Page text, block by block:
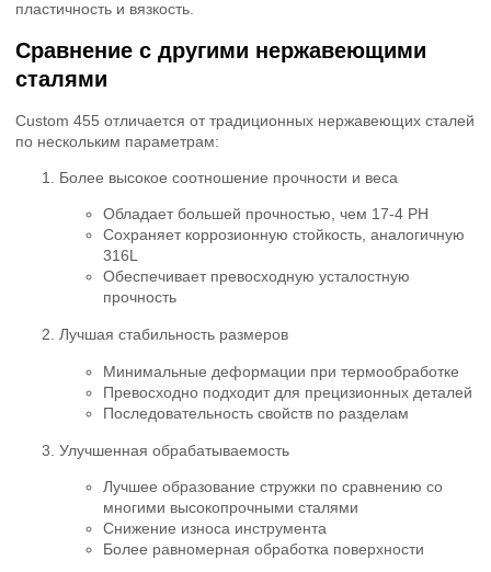
пластичность и вязкость.
Сравнение с другими нержавеющими
сталями
Custom 455 отличается от традиционных нержавеющих сталей
по нескольким параметрам:
Более высокое соотношение прочности и веса
Обладает большей прочностью, чем 17-4 PH
Сохраняет коррозионную стойкость, аналогичную
316L
Обеспечивает превосходную усталостную
прочность
Лучшая стабильность размеров
Минимальные деформации при термообработке
Превосходно подходит для прецизионных деталей
Последовательность свойств по разделам
Улучшенная обрабатываемость
Лучшее образование стружки по сравнению со
многими высокопрочными сталями
Снижение износа инструмента
Более равномерная обработка поверхности